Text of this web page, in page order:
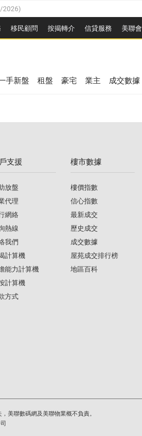
2026)
)
2026)
2026
移民顧問 按揭轉介 信貸服務 美聯會
2026)
手新盤 租盤 豪宅 業主 成交數據
支援
放盤
代理
網絡
熱線
我們
計算機
能力計算機
計算機
方式
樓市數據
樓價指數
信心指數
最新成交
歷史成交
成交數據
屋苑成交排行榜
地區百科
美聯數碼網及美聯物業概不負責。